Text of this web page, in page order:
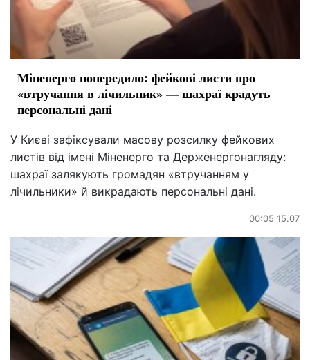
Міненерго попередило: фейкові листи про
«втручання в лічильник» — шахраї крадуть
персональні дані
У Києві зафіксували масову розсилку фейкових
листів від імені Міненерго та Держенергонагляду:
шахраї залякують громадян «втручанням у
лічильники» й викрадають персональні дані.
00:05 15.07